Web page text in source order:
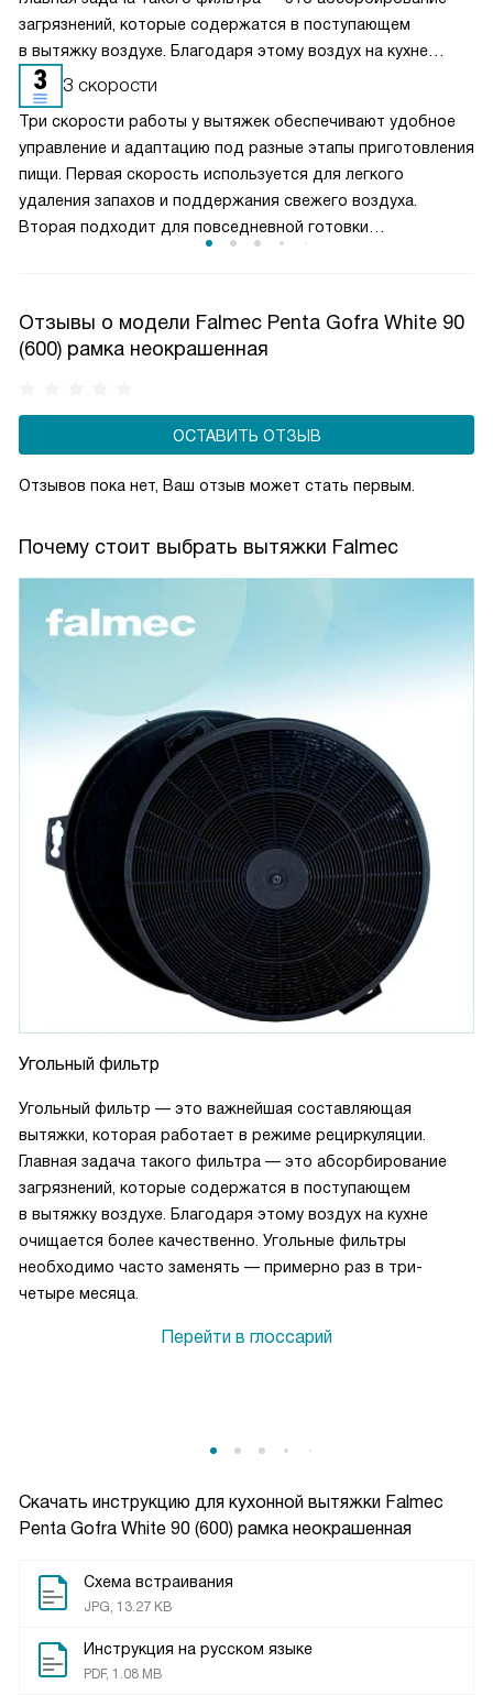
Скачать инструкцию для кухонной вытяжки Falmec
Penta Gofra White 90 (600) рамка неокрашенная
Схема встраивания
JPG, 13.27 KB
Инструкция на русском языке
PDF, 1.08 MB
загрязнений, которые содержатся в поступающем
в вытяжку воздухе. Благодаря этому воздух на кухне
очищается более качественно. Угольные фильтры
необходимо часто заменять — примерно раз в три-
четыре месяца.
3 скорости
Три скорости работы у вытяжек обеспечивают удобное
управление и адаптацию под разные этапы приготовления
пищи. Первая скорость используется для легкого
удаления запахов и поддержания свежего воздуха.
Вторая подходит для повседневной готовки
контролировать уровень шума и рационально
расходовать электроэнергию, создавая комфортные
Отзывы о модели Falmec Penta Gofra White 90
(600) рамка неокрашенная
ОСТАВИТЬ ОТЗЫВ
Отзывов пока нет, Ваш отзыв может стать первым.
Почему стоит выбрать вытяжки Falmec
Угольный фильтр
Угольный фильтр — это важнейшая составляющая
вытяжки, которая работает в режиме рециркуляции.
Главная задача такого фильтра — это абсорбирование
загрязнений, которые содержатся в поступающем
в вытяжку воздухе. Благодаря этому воздух на кухне
очищается более качественно. Угольные фильтры
необходимо часто заменять — примерно раз в три-
четыре месяца.
Перейти в глоссарий